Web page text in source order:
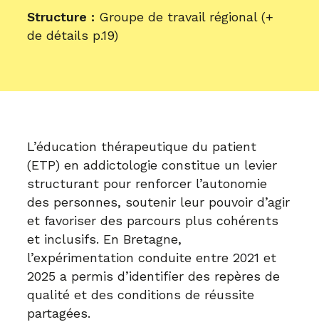
Structure : Groupe de travail régional (+
de détails p.19)
L’éducation thérapeutique du patient
(ETP) en addictologie constitue un levier
structurant pour renforcer l’autonomie
des personnes, soutenir leur pouvoir d’agir
et favoriser des parcours plus cohérents
et inclusifs. En Bretagne,
l’expérimentation conduite entre 2021 et
2025 a permis d’identifier des repères de
qualité et des conditions de réussite
partagées.